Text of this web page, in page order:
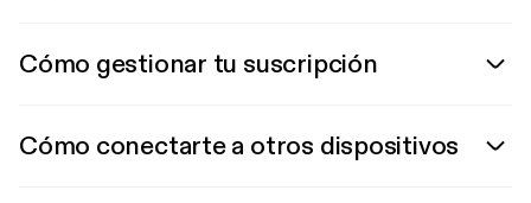
Cómo gestionar tu suscripción
Cómo conectarte a otros dispositivos